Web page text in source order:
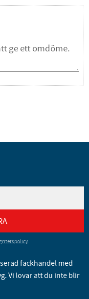
.
fackhandel med
Vi lovar att du inte blir